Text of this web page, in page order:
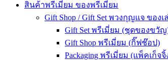
สินค้าพรีเมี่ยม ของพรีเมี่ยม
Gift Shop / Gift Set พวงกุญแจ ขอ
Gift Set พรีเมี่ยม (ชุดของขวัญ
Gift Shop พรีเมี่ยม (กิ๊ฟช๊อป)
Packaging พรีเมี่ยม (แพ็คเก็จจิ้